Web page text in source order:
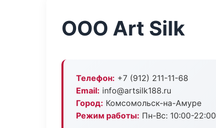
ООО Art Silk
Телефон: +7 (912) 211-11-68
Email: info@artsilk188.ru
Город: Комсомольск-на-Амуре
Режим работы: Пн-Вс: 10:00-22:00